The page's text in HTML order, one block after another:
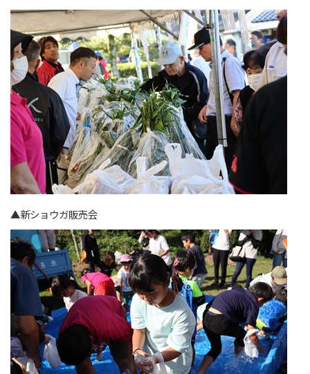
▲新ショウガ販売会